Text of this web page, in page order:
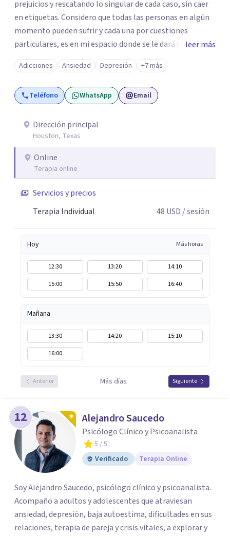
prejuicios y rescatando lo singular de cada caso, sin caer
en etiquetas. Considero que todas las personas en algún
momento pueden sufrir y cada una por cuestiones
particulares, es en mi espacio donde se le dará un lugar a
esas cuestiones singulares de cada uno, para luego
generar cambios. Soy una persona en constante
formación, actualmente curso seminarios, una
especialización en psicoanálisis y también investigo.
leer más
Adicciones Ansiedad Depresión +7 más
Teléfono WhatsApp Email
Dirección principal
Houston, Texas
Online
Terapia online
Servicios y precios
Terapia Individual
48 USD / sesión
Hoy Más horas
12:30 13:20
14:10
15:00
15:50 16:40
Mañana
13:30 14:20
15:10
16:00
Anterior Más días Siguiente
12 Alejandro Saucedo
Psicólogo Clínico y Psicoanalista
5 / 5
Verificado
Terapia Online
Soy Alejandro Saucedo, psicólogo clínico y psicoanalista.
Acompaño a adultos y adolescentes que atraviesan
ansiedad, depresión, baja autoestima, dificultades en sus
relaciones, terapia de pareja y crisis vitales, a explorar y